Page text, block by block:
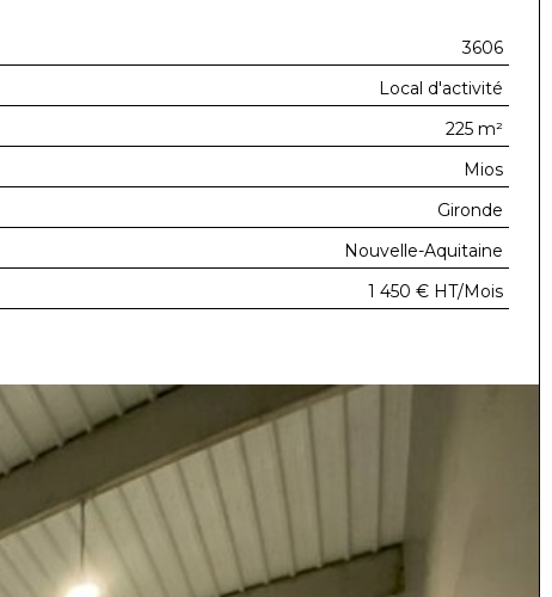
3606
Local d'activité
225 m²
Mios
Gironde
Nouvelle-Aquitaine
1 450 € HT/Mois